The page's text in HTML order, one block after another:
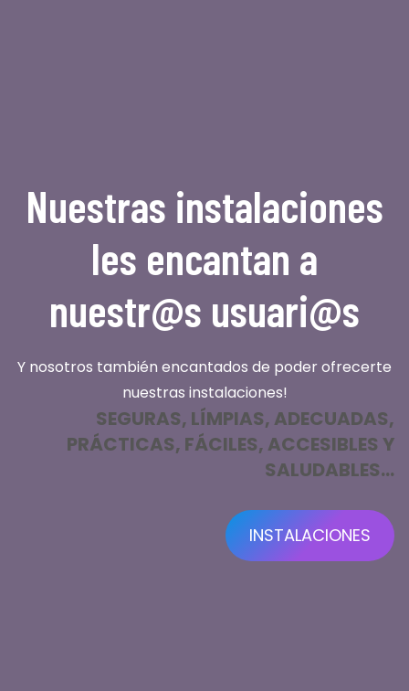
Nuestras instalaciones
les encantan a
nuestr@s usuari@s
Y nosotros también encantados de poder ofrecerte
nuestras instalaciones!
SEGURAS, LÍMPIAS, ADECUADAS,
PRÁCTICAS, FÁCILES, ACCESIBLES Y
SALUDABLES…
INSTALACIONES